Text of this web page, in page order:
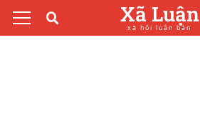
Xã Luận
xã hội luận bàn